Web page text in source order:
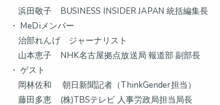
浜田敬子 BUSINESS INSIDER JAPAN 統括編集長
・ MeDiメンバー
治部れんげ ジャーナリスト
山本恵子 NHK名古屋拠点放送局 報道部 副部長
・ ゲスト
岡林佐和 朝日新聞記者（ThinkGender担当）
藤田多恵 (株)TBSテレビ 人事労政局担当局長